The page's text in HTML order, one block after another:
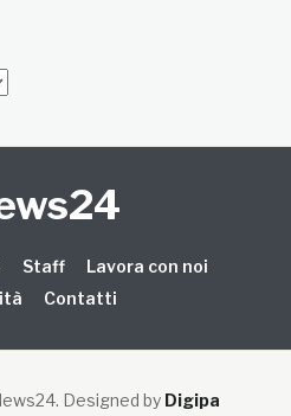
Staff
Lavora con noi
Contatti
. Designed by Digipa